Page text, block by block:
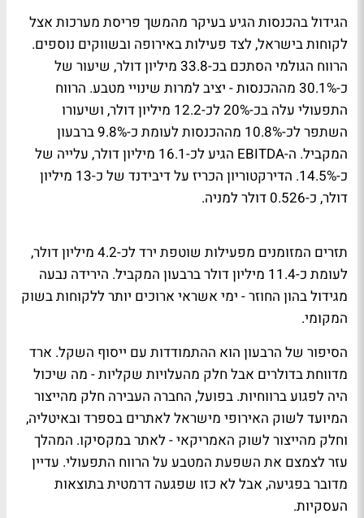
הגידול בהכנסות הגיע בעיקר מהמשך פריסת מערכות אצל
לקוחות בישראל, לצד פעילות באירופה ובשווקים נוספים.
הרווח הגולמי הסתכם בכ-33.8 מיליון דולר, שיעור של
כ-30.1% מההכנסות - יציב למרות שינויי מטבע. הרווח
התפעולי עלה בכ-20% לכ-12.2 מיליון דולר, ושיעורו
השתפר לכ-10.8% מההכנסות לעומת כ-9.8% ברבעון
המקביל. ה-EBITDA הגיע לכ-16.1 מיליון דולר, עלייה של
כ-14.5%. הדירקטוריון הכריז על דיבידנד של כ-13 מיליון
דולר, כ-0.526 דולר למניה.
תזרים המזומנים מפעילות שוטפת ירד לכ-4.2 מיליון דולר,
לעומת כ-11.4 מיליון דולר ברבעון המקביל. הירידה נבעה
מגידול בהון החוזר - ימי אשראי ארוכים יותר ללקוחות בשוק
המקומי.
הסיפור של הרבעון הוא ההתמודדות עם ייסוף השקל. ארד
מדווחת בדולרים אבל חלק מהעלויות שקליות - מה שיכול
היה לפגוע ברווחיות. בפועל, החברה העבירה חלק מהייצור
המיועד לשוק האירופי מישראל לאתרים בספרד ובאיטליה,
וחלק מהייצור לשוק האמריקאי - לאתר במקסיקו. המהלך
עזר לצמצם את השפעת המטבע על הרווח התפעולי. עדיין
מדובר בפגיעה, אבל לא כזו שפגעה דרמטית בתוצאות
העסקיות.